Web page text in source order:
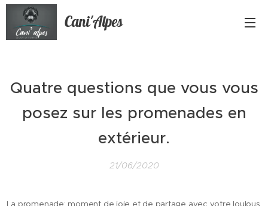
Cani'Alpes
Quatre questions que vous vous
posez sur les promenades en
extérieur.
21/06/2020
La promenade: moment de joie et de partage avec votre loulous.